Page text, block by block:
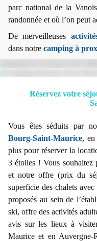
parc national de la
randonnée et où l’on peut
De merveilleuses
dans notre camping à
Réservez votre
Vous êtes séduits par
Bourg-Saint-Maurice, en
plus pour réserver la
3 étoiles ! Vous souhaitez
et notre offre (prix du
superficie des chalets avec
proposés au sein de
ski, offre des activités
avis sur les lieux à
Maurice et en Auvergne-